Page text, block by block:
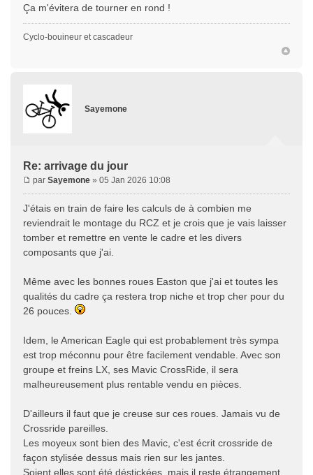
Ça m'évitera de tourner en rond !
Cyclo-bouineur et cascadeur
Sayemone
Re: arrivage du jour
par Sayemone » 05 Jan 2026 10:08
J'étais en train de faire les calculs de à combien me
reviendrait le montage du RCZ et je crois que je vais laisser
tomber et remettre en vente le cadre et les divers
composants que j'ai.
Même avec les bonnes roues Easton que j'ai et toutes les
qualités du cadre ça restera trop niche et trop cher pour du
26 pouces.
Idem, le American Eagle qui est probablement très sympa
est trop méconnu pour être facilement vendable. Avec son
groupe et freins LX, ses Mavic CrossRide, il sera
malheureusement plus rentable vendu en pièces.
D'ailleurs il faut que je creuse sur ces roues. Jamais vu de
Crossride pareilles.
Les moyeux sont bien des Mavic, c'est écrit crossride de
façon stylisée dessus mais rien sur les jantes.
Soient elles sont été déstickées, mais il reste étrangement